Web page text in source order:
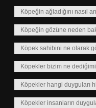
Köpeğin ağladığını nasıl
Köpeğin gözüne neden
Köpek sahibini ne olarak
Köpekler bizim ne
Köpekler hangi duyguları
Köpekler insanların